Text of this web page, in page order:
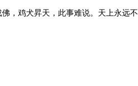
，鸡犬昇天，此事难说。天上永远不